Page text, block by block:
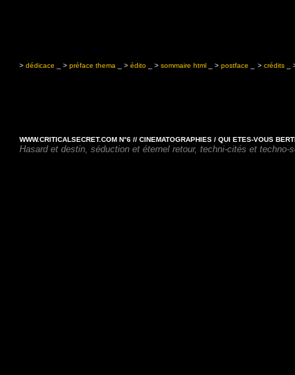
> dédicace _ > préface thema _ > édito _ > sommaire html _ > postface > crédits
WWW.CRITICALSECRET.COM N°6 // CINEMATOGRAPHIES / QUI ETES-VOUS
Hasard et destin, séduction et éternel retour, techni-cités et